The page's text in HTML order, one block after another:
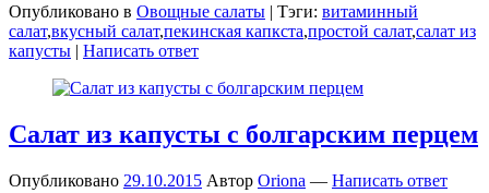
Опубликовано в Овощные салаты | Тэги: витаминный
салат,вкусный салат,пекинская капкста,простой салат,салат из
капусты | Написать ответ
Салат из капусты с болгарским перцем
Опубликовано 29.10.2015 Автор Oriona — Написать ответ